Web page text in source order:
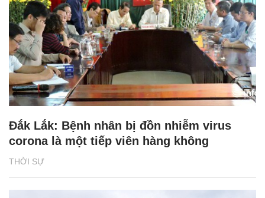
THỜI SỰ
Đắk Lắk: Bệnh nhân bị đồn nhiễm virus
corona là một tiếp viên hàng không